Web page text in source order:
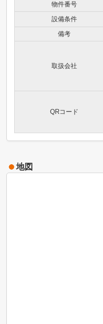
物件番号
設備条件
備考
取扱会社
QRコード
地図